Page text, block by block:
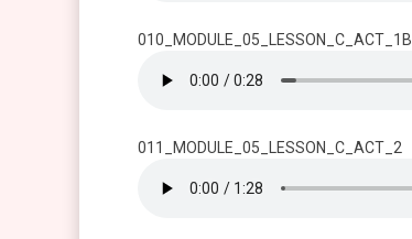
010_MODULE_05_LESSON_C_ACT_1B
011_MODULE_05_LESSON_C_ACT_2